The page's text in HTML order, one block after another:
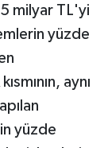
milyar TL'yi
yüzde
aynı
yüzde